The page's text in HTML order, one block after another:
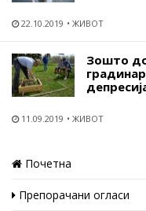
22.10.2019 ЖИВОТ
Зошто
11.09.2019 ЖИВОТ
Почетна
Препорачани огласи